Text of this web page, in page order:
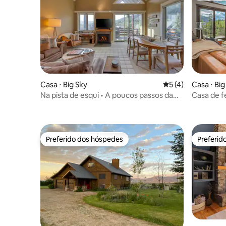
Casa ⋅ Big Sky 5 de uma
5 (4)
Na pista de esqui • A poucos passos da
Casa ⋅
Casa de
Preferido dos hóspedes
Preferido dos hóspedes